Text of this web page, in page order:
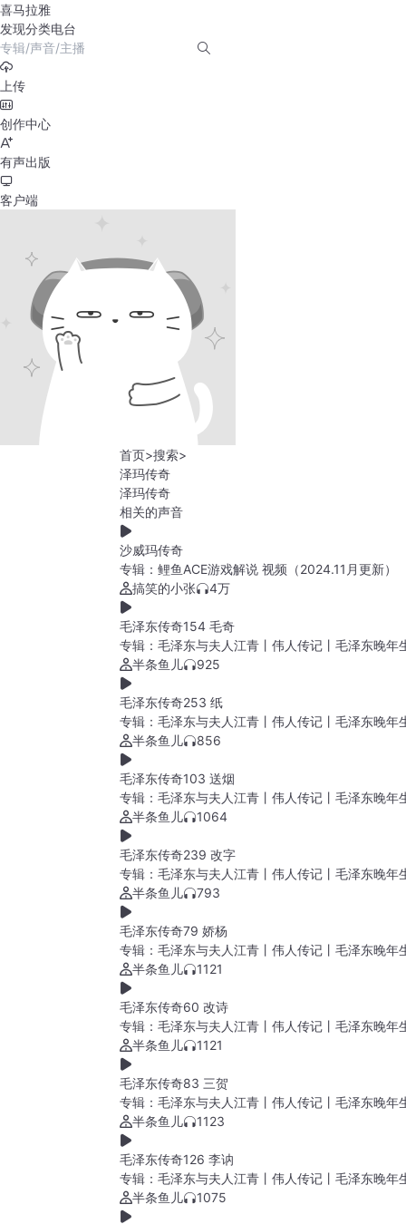
喜马拉雅
发现分类电台
上传
创作中心
有声出版
客户端
首页>搜索>
泽玛传奇
泽玛传奇
相关的声音
沙威玛传奇
专辑： 鲤鱼ACE游戏解说 视频（2024.11月更新）
搞笑的小张
4万
毛泽东传奇154 毛奇
专辑： 毛泽东与夫人江青丨伟人传记丨毛泽东晚年
半条鱼儿
925
毛泽东传奇253 纸
专辑： 毛泽东与夫人江青丨伟人传记丨毛泽东晚年
半条鱼儿
856
毛泽东传奇103 送烟
专辑： 毛泽东与夫人江青丨伟人传记丨毛泽东晚年
半条鱼儿
1064
毛泽东传奇239 改字
专辑： 毛泽东与夫人江青丨伟人传记丨毛泽东晚年
半条鱼儿
793
毛泽东传奇79 娇杨
专辑： 毛泽东与夫人江青丨伟人传记丨毛泽东晚年
半条鱼儿
1121
毛泽东传奇60 改诗
专辑： 毛泽东与夫人江青丨伟人传记丨毛泽东晚年
半条鱼儿
1121
毛泽东传奇83 三贺
专辑： 毛泽东与夫人江青丨伟人传记丨毛泽东晚年
半条鱼儿
1123
毛泽东传奇126 李讷
专辑： 毛泽东与夫人江青丨伟人传记丨毛泽东晚年
半条鱼儿
1075